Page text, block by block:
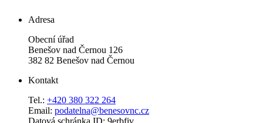
Adresa
Obecní úřad
Benešov nad Černou 126
382 82 Benešov nad Černou
Kontakt
Tel.: +420 380 322 264
Email: podatelna@benesovnc.cz
Datová schránka ID: 9erbfiv